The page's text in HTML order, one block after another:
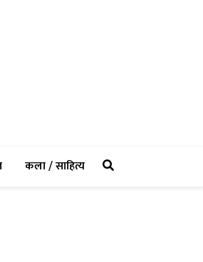
(current)कला / साहित्य(current)